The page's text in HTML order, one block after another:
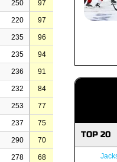
250 97
220 97
235 96
235 94
236 91
232 84
253 77
237 75
290 70
278 68
TOP 20